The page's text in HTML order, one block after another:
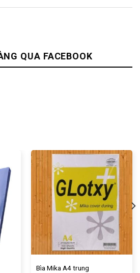
QUA FACEBOOK
Bìa Mika A4 trung